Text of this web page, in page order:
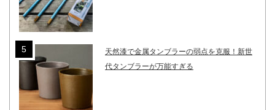
天然漆で金属タンブラーの弱点を克服！新世
代タンブラーが万能すぎる